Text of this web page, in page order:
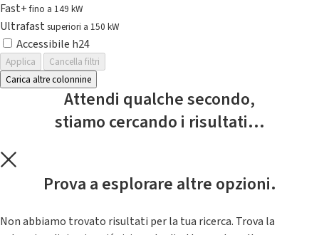
Fast+fino a 149 kW
Ultrafast superiori a 150 kW
Accessibile h24
Applica
Cancella filtri
Carica altre colonnine
Attendi qualche secondo,
stiamo cercando i risultati...
Prova a esplorare altre opzioni.
Non abbiamo trovato risultati per la tua ricerca. Trova la